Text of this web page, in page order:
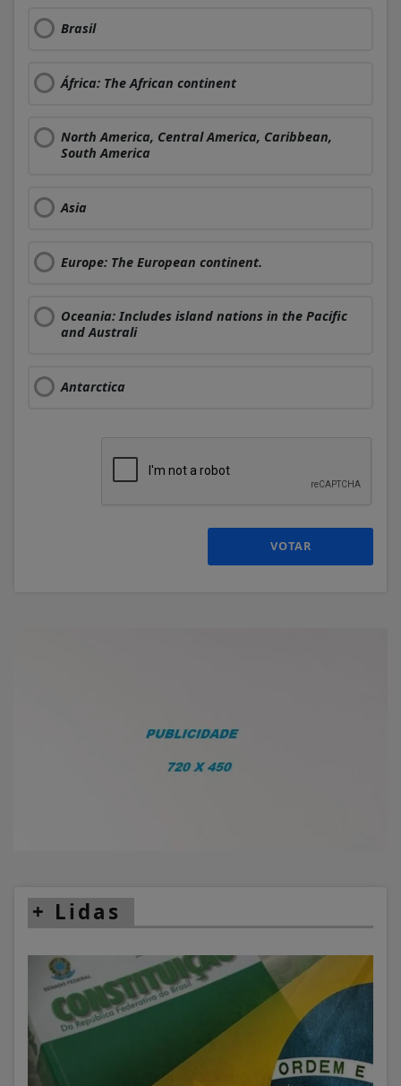
Brasil
África: The African continent
North America, Central America, Caribbean,
South America
Asia
Europe: The European continent.
Oceania: Includes island nations in the Pacific
and Australi
Antarctica
VOTAR
+ Lidas